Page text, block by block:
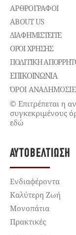
ΑΡΘΡΟΓΡΑΦΟΙ
ABOUT US
ΔΙΑΦΗΜΙΣΤΕΊΤΕ
ΌΡΟΙ ΧΡΉΣΗΣ
ΠΟΛΙΤΙΚΉ
ΕΠΙΚΟΙΝΩΝΊΑ
ΌΡΟΙ
© Επιτρέπεται η
συγκεκριμένους
εδώ
ΑΥΤΟΒΕΛΤΊΩΣΗ
Ενδιαφέροντα
Καλύτερη Ζωή
Μονοπάτια
Πρακτικές